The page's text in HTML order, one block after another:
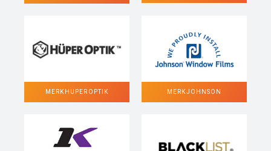
MERK HUPER OPTIK MERK JOHNSON